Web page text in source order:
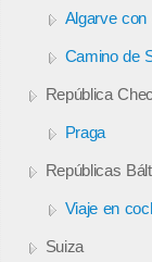
Algarve con
Camino de
República
Praga
Repúblicas
Viaje en
Suiza